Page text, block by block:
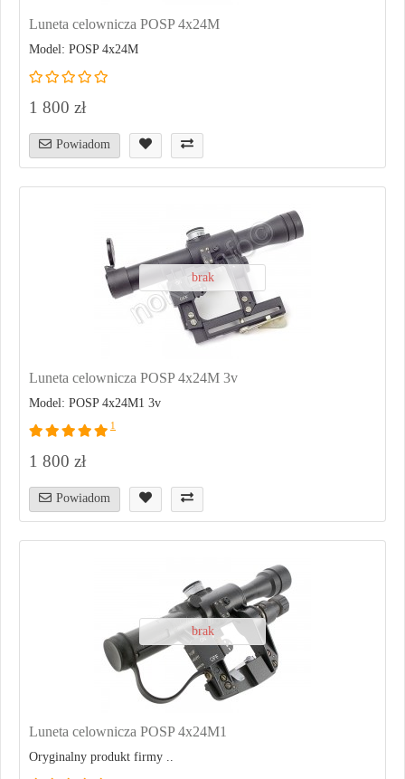
Luneta celownicza POSP 4x24M
Model: POSP 4x24M
1 800 zł
Powiadom
brak
Luneta celownicza POSP 4x24M 3v
Model: POSP 4x24M1 3v
1
1 800 zł
Powiadom
brak
Luneta celownicza POSP 4x24M1
Oryginalny produkt firmy ..